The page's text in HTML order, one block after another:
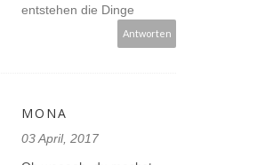
entstehen die Dinge
Antworten
MONA
03 April, 2017